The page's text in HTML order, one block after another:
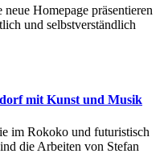
Homepage präsentieren
und selbstverständlich
mit Kunst und Musik
im Rokoko und futuristisch
die Arbeiten von Stefan